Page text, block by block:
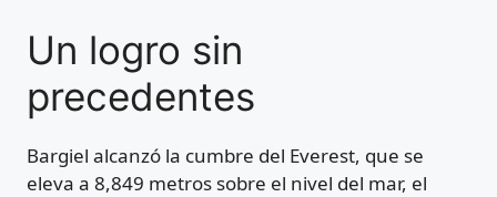
Un logro sin
precedentes
Bargiel alcanzó la cumbre del Everest, que se
eleva a 8,849 metros sobre el nivel del mar, el